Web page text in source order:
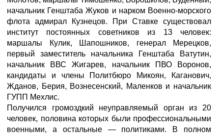
начальник Генштаба Жуков и нарком Военно-морского
флота адмирал Кузнецов. При Ставке существовал
институт постоянных советников из 13 человек:
маршалы Кулик, Шапошников, генерал Мерецков,
первый заместитель начальника Генштаба Ватутин,
начальник ВВС Жигарев, начальник ПВО Воронов,
кандидаты и члены Политбюро Микоян, Каганович,
Жданов, Берия, Вознесенский, Маленков и начальник
ГУПП Мехлис.
Получился громоздкий неуправляемый орган из 20
человек, половина которых были профессиональными
военными, а остальные — политиками. В полном